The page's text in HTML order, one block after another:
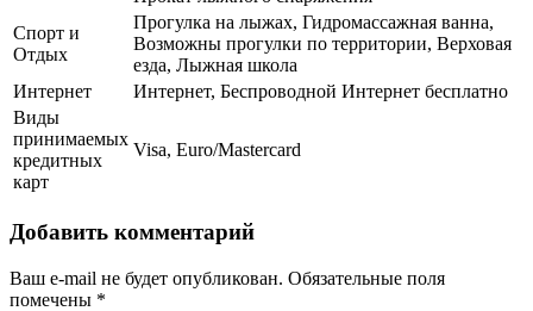
Спорт и
Отдых
Прогулка на лыжах, Гидромассажная ванна,
Возможны прогулки по территории, Верховая
езда, Лыжная школа
Интернет
Интернет, Беспроводной Интернет бесплатно
Виды
принимаемых
кредитных
карт
Visa, Euro/Mastercard
Добавить комментарий
Ваш e-mail не будет опубликован. Обязательные поля
помечены *